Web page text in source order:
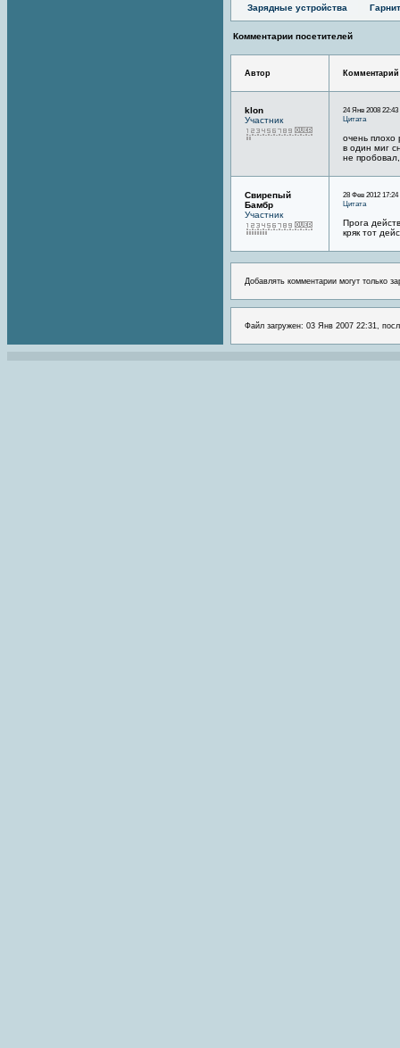
Зарядные устройства
Комментарии посетителей
Автор Комментарий
klon
Участник
24 Янв 2008 22:43
Цитата
очень плохо
в один миг
не
Свирепый
Бамбр
Участник
28 Фев 2012 17:24
Цитата
Прога
кряк тот
Добавлять комментарии могут только
Файл загружен: 03 Янв 2007 22:31,